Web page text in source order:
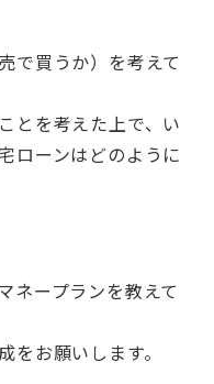
で買うか）を考えて
とを考えた上で、い
ローンはどのように
ネープランを教えて
をお願いします。